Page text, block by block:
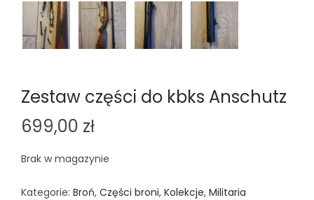
Zestaw części do kbks Anschutz
699,00 zł
Brak w magazynie
Kategorie: Broń, Części broni, Kolekcje, Militaria